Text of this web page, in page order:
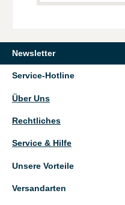
Newsletter
Service-Hotline
Über Uns
Rechtliches
Service & Hilfe
Unsere Vorteile
Versandarten